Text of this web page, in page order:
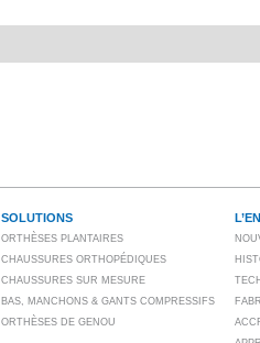
SOLUTIONS
ORTHÈSES PLANTAIRES
CHAUSSURES ORTHOPÉDIQUES
CHAUSSURES SUR MESURE
BAS, MANCHONS & GANTS COMPRESSIFS
ORTHÈSES DE GENOU